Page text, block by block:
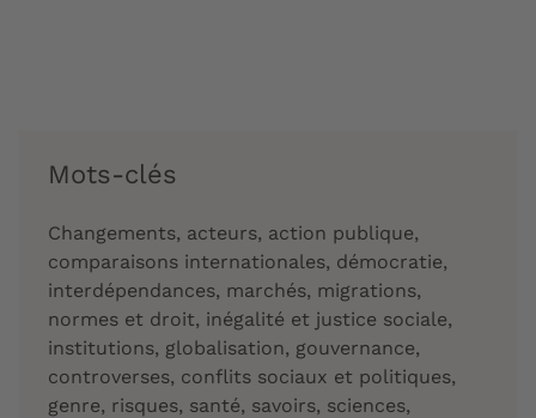
Mots-clés
Changements, acteurs, action publique,
comparaisons internationales, démocratie,
interdépendances, marchés, migrations,
normes et droit, inégalité et justice sociale,
institutions, globalisation, gouvernance,
controverses, conflits sociaux et politiques,
genre, risques, santé, savoirs, sciences,